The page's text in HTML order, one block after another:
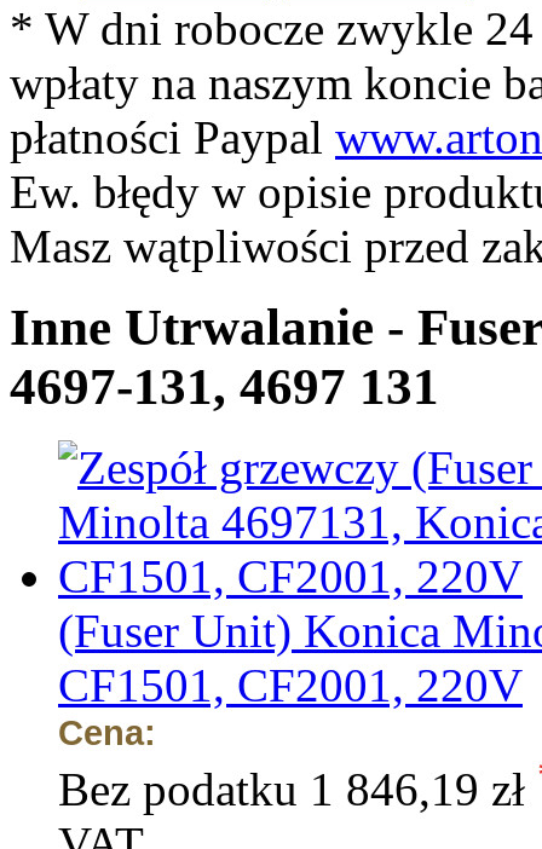
* W dni robocze zwykle
wpłaty na naszym koncie
płatności Paypal
Ew. błędy w opisie
Masz wątpliwości przed
Inne Utrwalanie -
4697-131, 4697 131
(Fuser Unit) Konica
CF1501, CF2001, 220V
Cena:
Bez podatku 1 846,19 zł